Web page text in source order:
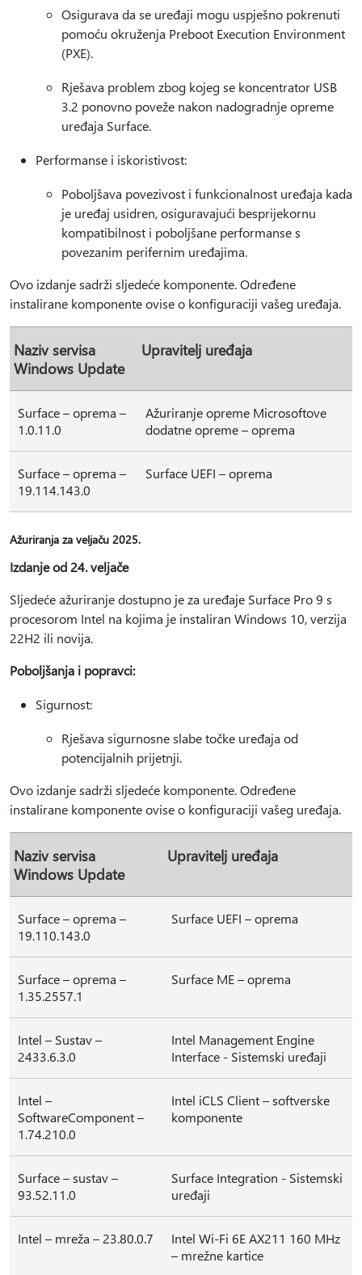
Osigurava da se uređaji mogu uspješno pokrenuti
pomoću okruženja Preboot Execution Environment
(PXE).
Rješava problem zbog kojeg se koncentrator USB
3.2 ponovno poveže nakon nadogradnje opreme
uređaja Surface.
Performanse i iskoristivost:
Poboljšava povezivost i funkcionalnost uređaja kada
je uređaj usidren, osiguravajući besprijekornu
kompatibilnost i poboljšane performanse s
povezanim perifernim uređajima.
Ovo izdanje sadrži sljedeće komponente. Određene
instalirane komponente ovise o konfiguraciji vašeg uređaja.
Naziv servisa
Windows Update
Upravitelj uređaja
Surface – oprema –
1.0.11.0
Ažuriranje opreme Microsoftove
dodatne opreme – oprema
Surface – oprema –
19.114.143.0
Surface UEFI – oprema
Ažuriranja za veljaču 2025.
Izdanje od 24. veljače
Sljedeće ažuriranje dostupno je za uređaje Surface Pro 9 s
procesorom Intel na kojima je instaliran Windows 10, verzija
22H2 ili novija.
Poboljšanja i popravci:
Sigurnost:
Rješava sigurnosne slabe točke uređaja od
potencijalnih prijetnji.
Ovo izdanje sadrži sljedeće komponente. Određene
instalirane komponente ovise o konfiguraciji vašeg uređaja.
Naziv servisa
Windows Update
Upravitelj uređaja
Surface – oprema –
19.110.143.0
Surface UEFI – oprema
Surface – oprema –
1.35.2557.1
Surface ME – oprema
Intel – Sustav –
2433.6.3.0
Intel Management Engine
Interface - Sistemski uređaji
Intel –
SoftwareComponent –
1.74.210.0
Intel iCLS Client – softverske
komponente
Surface – sustav –
93.52.11.0
Surface Integration - Sistemski
uređaji
Intel – mreža – 23.80.0.7
Intel Wi-Fi 6E AX211 160 MHz
– mrežne kartice